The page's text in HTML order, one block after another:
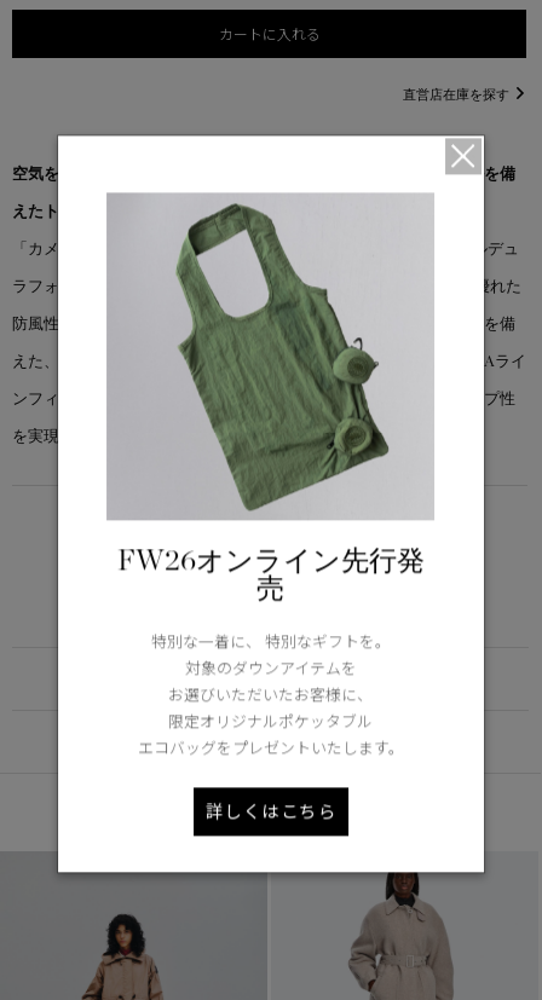
カートに入れる
直営店在庫を探す
空気をはらむように軽やかな着心地に、アレンジ自在のディテールを備
えたトレンチコート。
「カメリア コート」は、通気性に優れ、撥水性を備えたリサイクルデュ
ラフォース®素材を使用。なめらかで洗練された風合いとともに、優れた
防風性を発揮します。ダブルブレスト仕様と取り外し可能なベルトを備
えた、クラシックなトレンチシルエットが特徴。オーバーサイズのAライ
ンフィットで、裏地を省いた軽やかな仕立てにより、美しいドレープ性
を実現しています。
LIGHTWEIGHT
5°C / -5°C
アクティブな活動に適した軽さ
FUNCTION
DETAIL
あなたへのおすすめ
FW26オンライン先行発
売
特別な一着に、 特別なギフトを。
対象のダウンアイテムを
お選びいただいたお客様に、
限定オリジナルポケッタブル
エコバッグをプレゼントいたします。
詳しくはこちら